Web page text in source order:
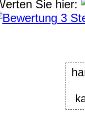
Sie hier: